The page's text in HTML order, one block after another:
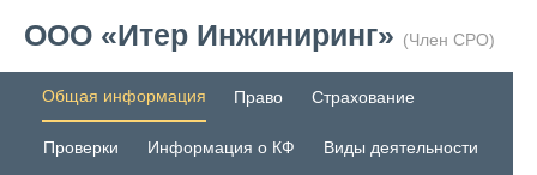
ООО «Итер Инжиниринг» (Член СРО)
Общая информация Право Страхование
Проверки Информация о КФ Виды деятельности